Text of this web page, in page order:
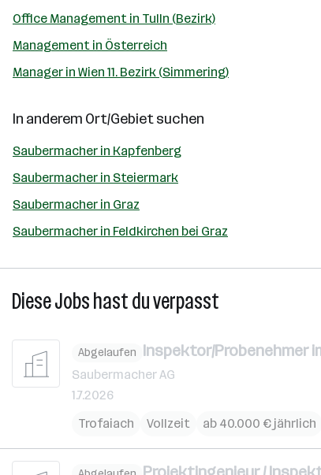
Office Management in Tulln (Bezirk)
Management in Österreich
Manager in Wien 11. Bezirk (Simmering)
In anderem Ort/Gebiet suchen
Saubermacher in Kapfenberg
Saubermacher in Steiermark
Saubermacher in Graz
Saubermacher in Feldkirchen bei Graz
Diese Jobs hast du verpasst
Abgelaufen Inspektor/Probenehmer
Saubermacher AG
1.7.2026
Trofaiach
Vollzeit ab 40.000 € jährlich